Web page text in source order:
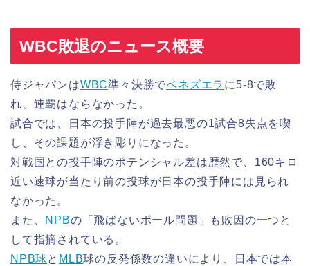
WBC敗退のニュース概要
侍ジャパンはWBC準々決勝でベネズエラ に5-8で敗
れ、連覇はならなかった。
試合では、日本の投手陣が過去最悪の1試合8失点を喫
し、その課題が浮き彫りになった。
対戦国との投手陣のポテンシャル差は歴然で、160キロ
近い速球が当たり前の投球が日本の投手陣には見られ
なかった。
また、 NPBの「飛ばないボール問題」も敗因の一つと
して指摘されている。
NPB球と MLB球の反発係数の違いにより、日本では本